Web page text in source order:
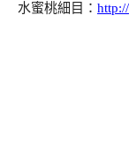
水蜜桃細目：